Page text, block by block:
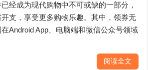
经成为现代购物中不可或缺的一部分，
支，享受更多购物乐趣。其中，领券无
Android App、电脑端和微信公众号领域
阅读全文